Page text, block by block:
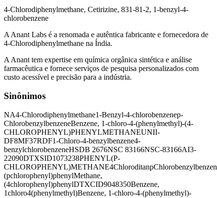
4-Chlorodiphenylmethane, Cetirizine, 831-81-2, 1-benzyl-4-
chlorobenzene
A Anant Labs é a renomada e autêntica fabricante e fornecedora de
4-Chlorodiphenylmethane na Índia.
A Anant tem expertise em química orgânica sintética e análise
farmacêutica e fornece serviços de pesquisa personalizados com
custo acessível e precisão para a indústria.
Sinônimos
NA4-Chlorodiphenylmethane1-Benzyl-4-chlorobenzenep-
ChlorobenzylbenzeneBenzene, 1-chloro-4-(phenylmethyl)-(4-
CHLOROPHENYL)PHENYLMETHANEUNII-
DF8MF37RDF1-Chloro-4-benzylbenzene4-
benzylchlorobenzeneHSDB 2676NSC 83166NSC-83166AI3-
22090DTXSID1073238PHENYL(P-
CHLOROPHENYL)METHANE4Chloroditan
(pchlorophenyl)phenylMethane,
(4chlorophenyl)phenylDTXCID9048350Benzene,
1chloro4(phenylmethyl)Benzene, 1-chloro-4-(phenylmethyl)-